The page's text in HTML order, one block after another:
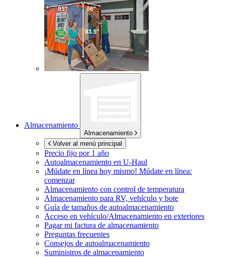
Almacenamiento
Almacenamiento
Volver al menú principal
Precio fijo por 1 año
Autoalmacenamiento en U-Haul
¡Múdate en línea hoy mismo! Múdate en línea:
comenzar
Almacenamiento con control de temperatura
Almacenamiento para RV, vehículo y bote
Guía de tamaños de autoalmacenamiento
Acceso en vehículo/Almacenamiento en exteriores
Pagar mi factura de almacenamiento
Preguntas frecuentes
Consejos de autoalmacenamiento
Suministros de almacenamiento